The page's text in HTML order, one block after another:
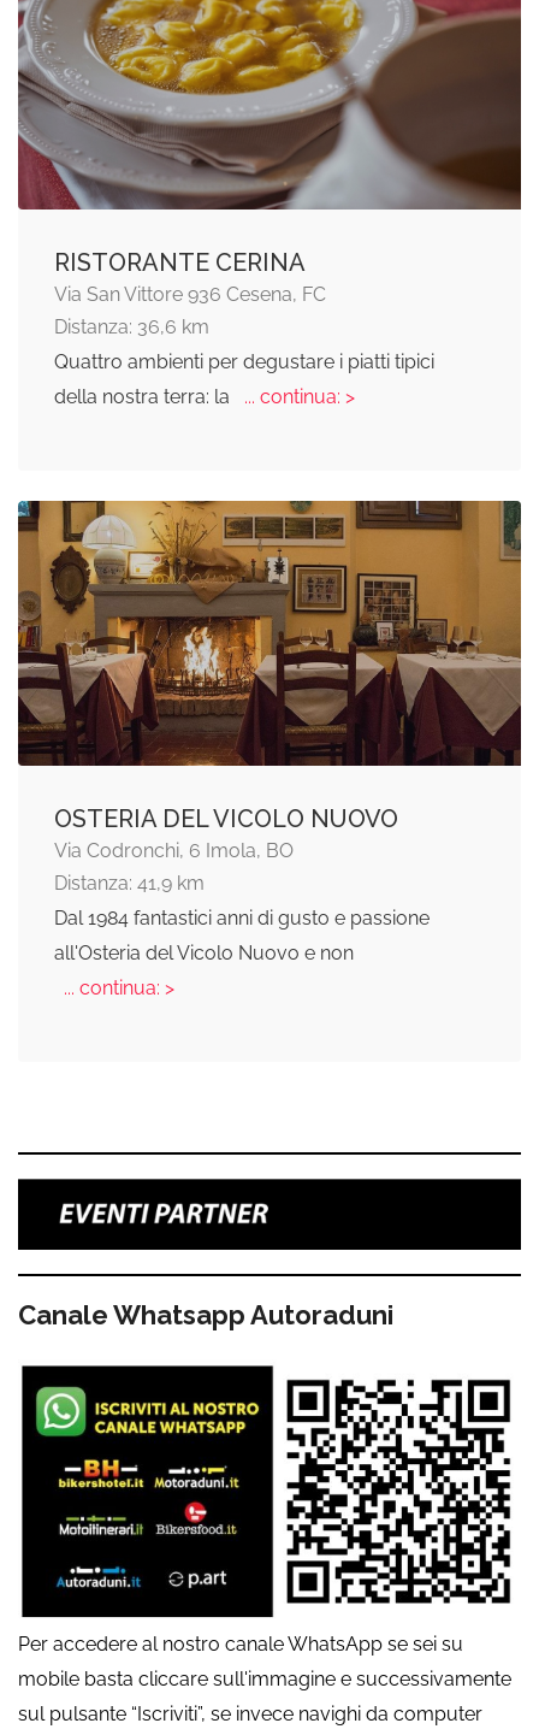
RISTORANTE CERINA
Via San Vittore 936 Cesena, FC
Distanza: 36,6 km
Quattro ambienti per degustare i piatti tipici
della nostra terra: la
... continua: >
OSTERIA DEL VICOLO NUOVO
Via Codronchi, 6 Imola, BO
Distanza: 41,9 km
Dal 1984 fantastici anni di gusto e passione
all'Osteria del Vicolo Nuovo e non
... continua: >
Canale Whatsapp Autoraduni
Per accedere al nostro canale WhatsApp se sei su
mobile basta cliccare sull'immagine e successivamente
sul pulsante “Iscriviti”, se invece navighi da computer